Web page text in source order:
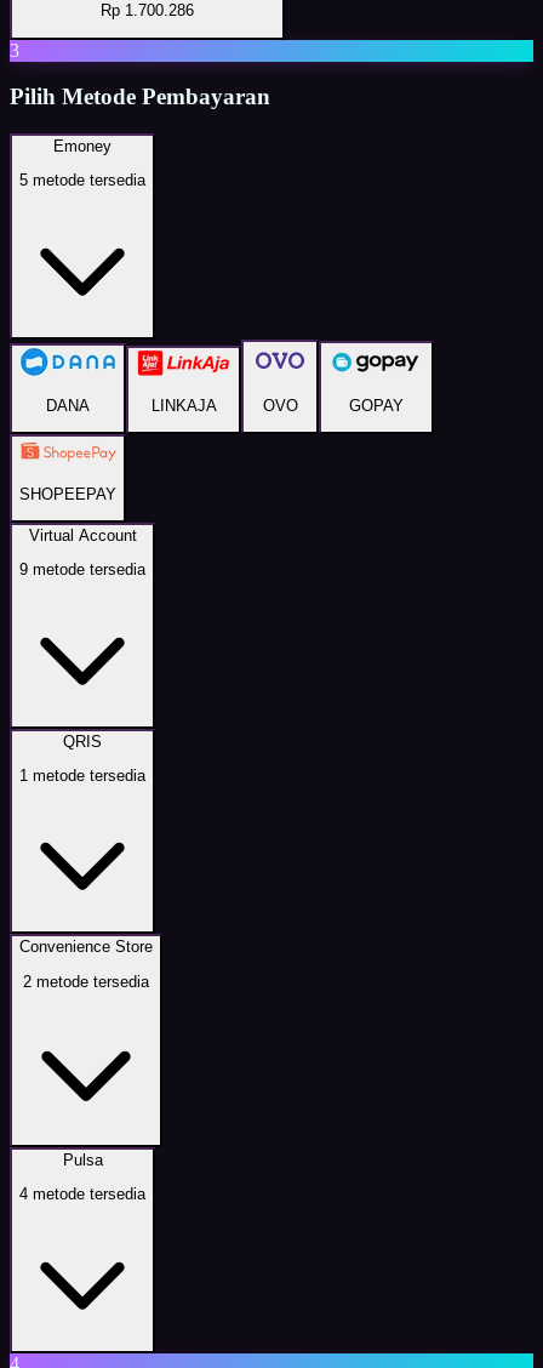
Rp 1.700.286
3
Pilih Metode Pembayaran
Emoney
5 metode tersedia
DANA LINKAJA OVO GOPAY
SHOPEEPAY
Virtual Account
9 metode tersedia
QRIS
1 metode tersedia
Convenience Store
2 metode tersedia
Pulsa
4 metode tersedia
4